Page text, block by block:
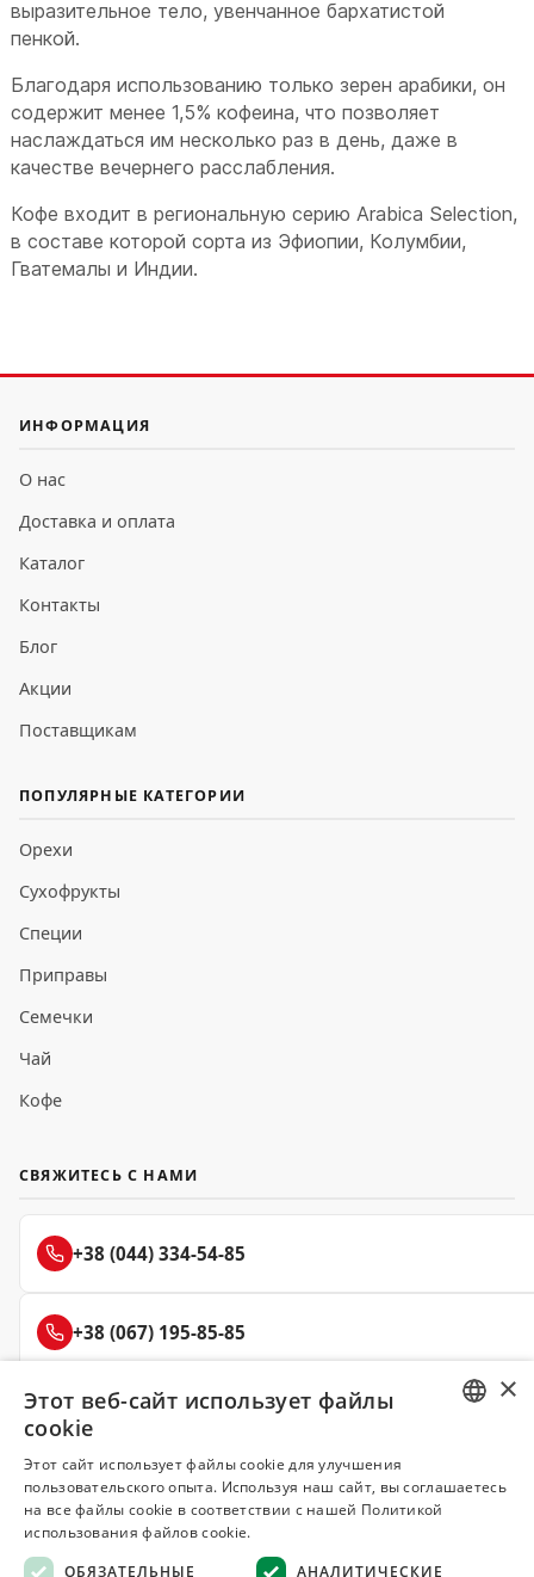
выразительное тело, увенчанное бархатистой
пенкой.
Благодаря использованию только зерен арабики, он
содержит менее 1,5% кофеина, что позволяет
наслаждаться им несколько раз в день, даже в
качестве вечернего расслабления.
Кофе входит в региональную серию Arabica Selection,
в составе которой сорта из Эфиопии, Колумбии,
Гватемалы и Индии.
ИНФОРМАЦИЯ
О нас
Доставка и оплата
Каталог
Контакты
Блог
Акции
Поставщикам
ПОПУЛЯРНЫЕ КАТЕГОРИИ
Орехи
Сухофрукты
Специи
Приправы
Семечки
Чай
Кофе
СВЯЖИТЕСЬ С НАМИ
+38 (044) 334-54-85
+38 (067) 195-85-85
+38 (050) 145-85-45
Делюкс
СПЕЦИИ И ПРЯНОСТИ
UKRAINIAN
×
Этот веб-сайт использует файлы
cookie
Этот сайт использует файлы cookie для улучшения
пользовательского опыта. Используя наш сайт, вы соглашаетесь
на все файлы cookie в соответствии с нашей Политикой
использования файлов cookie.
ОБЯЗАТЕЛЬНЫЕ
АНАЛИТИЧЕСКИЕ